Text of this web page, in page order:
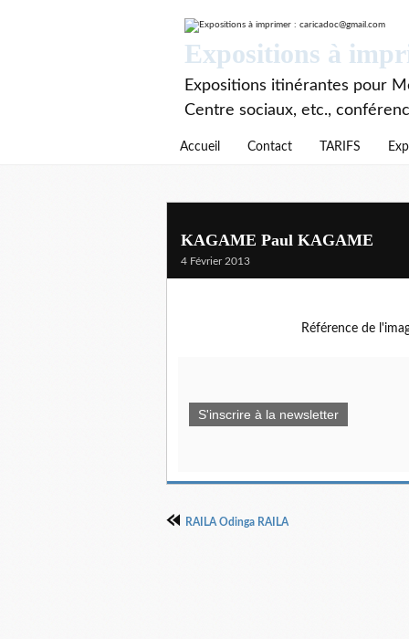
Expositions à
Expositions itinérantes pour
Centre sociaux, etc.,
Accueil Contact TARIFS
KAGAME Paul KAGAME
4 Février 2013
Référence de
S'inscrire à la newsletter
RAILA Odinga RAILA